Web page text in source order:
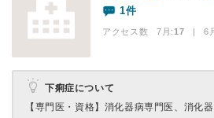
1件
アクセス数 7月:17 | 6
下痢症について
【専門医・資格】 消化器病専門医、消化